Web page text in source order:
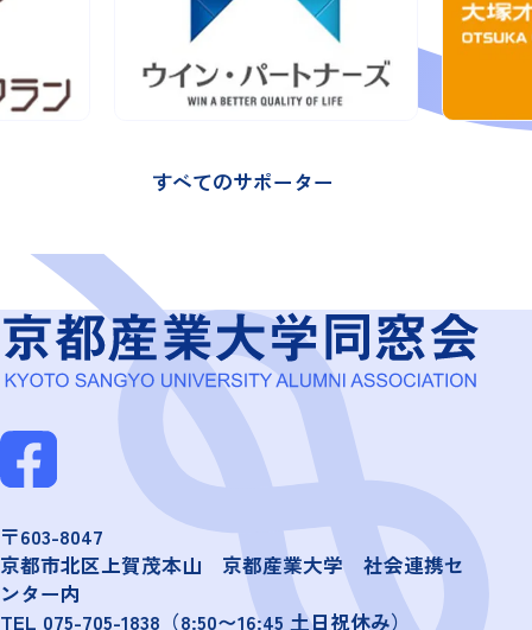
すべてのサポーター
〒603-8047
京都市北区上賀茂本山 京都産業大学 社会連携セ
ンター内
TEL 075-705-1838 （8:50〜16:45 土日祝休み）